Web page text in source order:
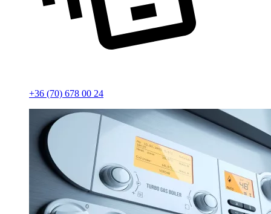
+36 (70) 678 00 24